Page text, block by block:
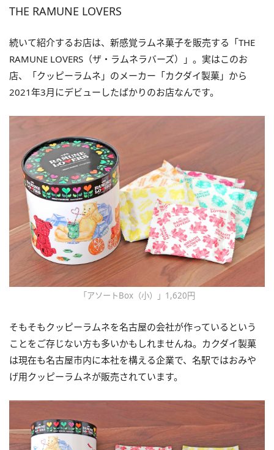
THE RAMUNE LOVERS
続いて紹介するお店は、新感覚ラムネ菓子を販売する「THE
RAMUNE LOVERS（ザ・ラムネラバーズ）」。実はこのお
店、「クッピーラムネ」のメーカー「カクダイ製菓」から
2021年3月にデビューしたばかりのお店なんです。
「アソートBox（小）」1,620円
そもそもクッピーラムネを名古屋の会社が作っているという
ことをご存じない方も多いかもしれませんね。カクダイ製菓
は現在も名古屋市内に本社を構える企業で、名駅ではおみや
げ用クッピーラムネが販売されています。